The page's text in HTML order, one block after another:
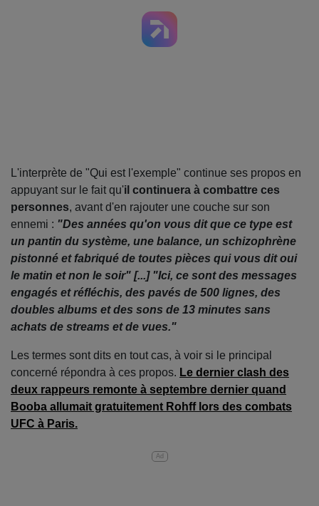
L'interprète de "Qui est l'exemple" continue ses propos en
appuyant sur le fait qu'il continuera à combattre ces
personnes, avant d'en rajouter une couche sur son
ennemi : "Des années qu'on vous dit que ce type est
un pantin du système, une balance, un schizophrène
pistonné et fabriqué de toutes pièces qui vous dit oui
le matin et non le soir" [...] "Ici, ce sont des messages
engagés et réfléchis, des pavés de 500 lignes, des
doubles albums et des sons de 13 minutes sans
achats de streams et de vues."
Les termes sont dits en tout cas, à voir si le principal
concerné répondra à ces propos. Le dernier clash des
deux rappeurs remonte à septembre dernier quand
Booba allumait gratuitement Rohff lors des combats
UFC à Paris.
Ad